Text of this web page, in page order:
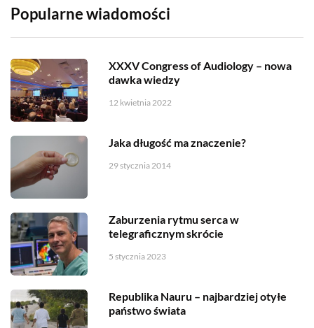
Popularne wiadomości
XXXV Congress of Audiology – nowa
dawka wiedzy
12 kwietnia 2022
Jaka długość ma znaczenie?
29 stycznia 2014
Zaburzenia rytmu serca w
telegraficznym skrócie
5 stycznia 2023
Republika Nauru – najbardziej otyłe
państwo świata